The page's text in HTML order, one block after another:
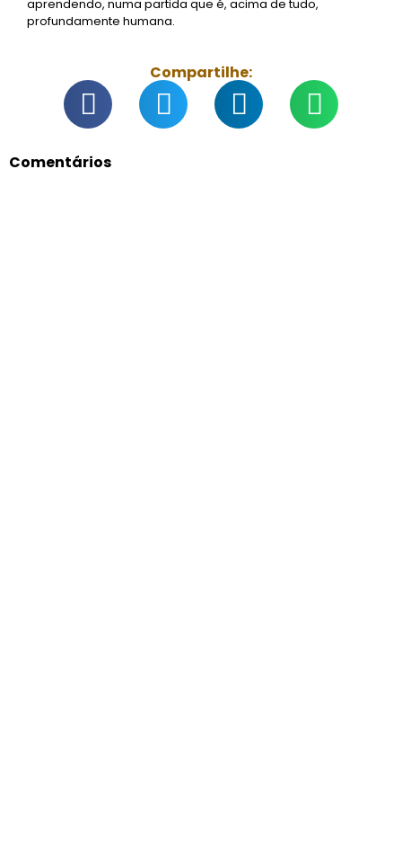
aprendendo, numa partida que é, acima de tudo,
profundamente humana.
Compartilhe:
Comentários